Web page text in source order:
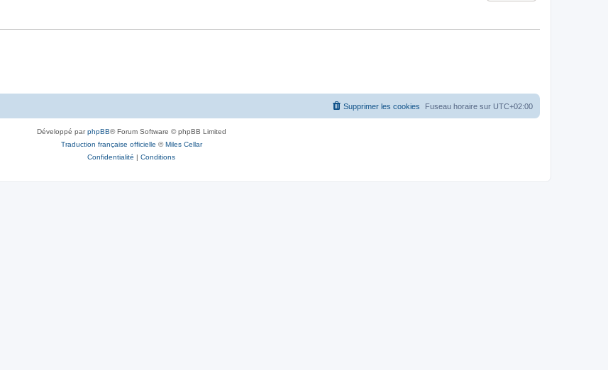
Fuseau horaire sur UTC+02:00
Supprimer les cookies
Développé parphpBB® Forum Software © phpBB Limited
Traduction française officielle ©Miles Cellar
Confidentialité | Conditions